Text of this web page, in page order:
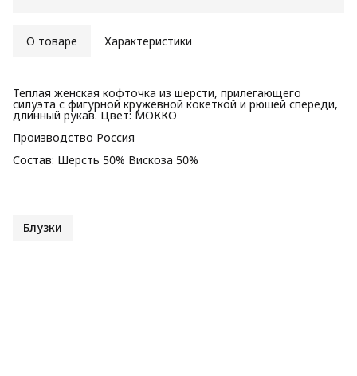
О товаре Характеристики
Теплая женская кофточка из шерсти, прилегающего
силуэта с фигурной кружевной кокеткой и рюшей спереди,
длинный рукав. Цвет: МОККО
Производство Россия
Состав: Шерсть 50% Вискоза 50%
Блузки